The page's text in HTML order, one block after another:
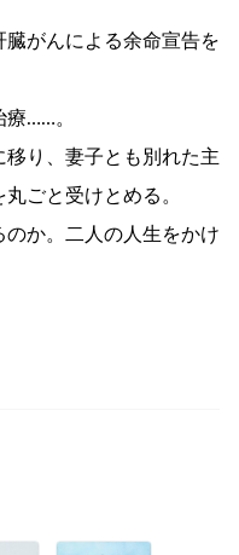
がんによる余命宣告を
療……。
り、妻子とも別れた主
ごと受けとめる。
のか。二人の人生をかけ